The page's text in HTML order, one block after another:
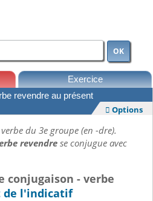
OK
Exercice
revendre au présent
 Options
du 3e groupe (en -dre).
revendrese conjugue avec
conjugaison - verbe
de l'indicatif